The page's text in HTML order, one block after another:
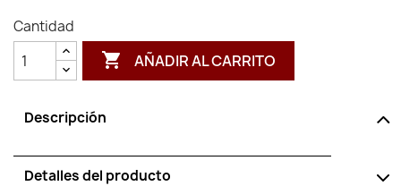
Cantidad
 AÑADIR AL CARRITO
Descripción
Detalles del producto